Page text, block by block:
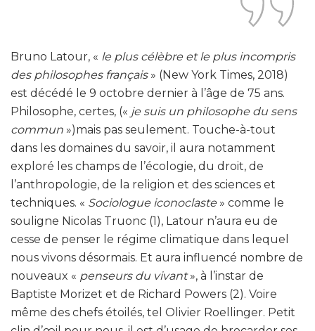
Bruno Latour, « le plus célèbre et le plus incompris
des philosophes français» (New York Times, 2018)
est décédé le 9 octobre dernier à l’âge de 75 ans.
Philosophe, certes, (« je suis un philosophe du sens
commun »)mais pas seulement. Touche-à-tout
dans les domaines du savoir, il aura notamment
exploré les champs de l’écologie, du droit, de
l’anthropologie, de la religion et des sciences et
techniques. « Sociologue iconoclaste » comme le
souligne Nicolas Truonc (1), Latour n’aura eu de
cesse de penser le régime climatique dans lequel
nous vivons désormais. Et aura influencé nombre de
nouveaux « penseurs du vivant», à l’instar de
Baptiste Morizet et de Richard Powers (2). Voire
même des chefs étoilés, tel Olivier Roellinger. Petit